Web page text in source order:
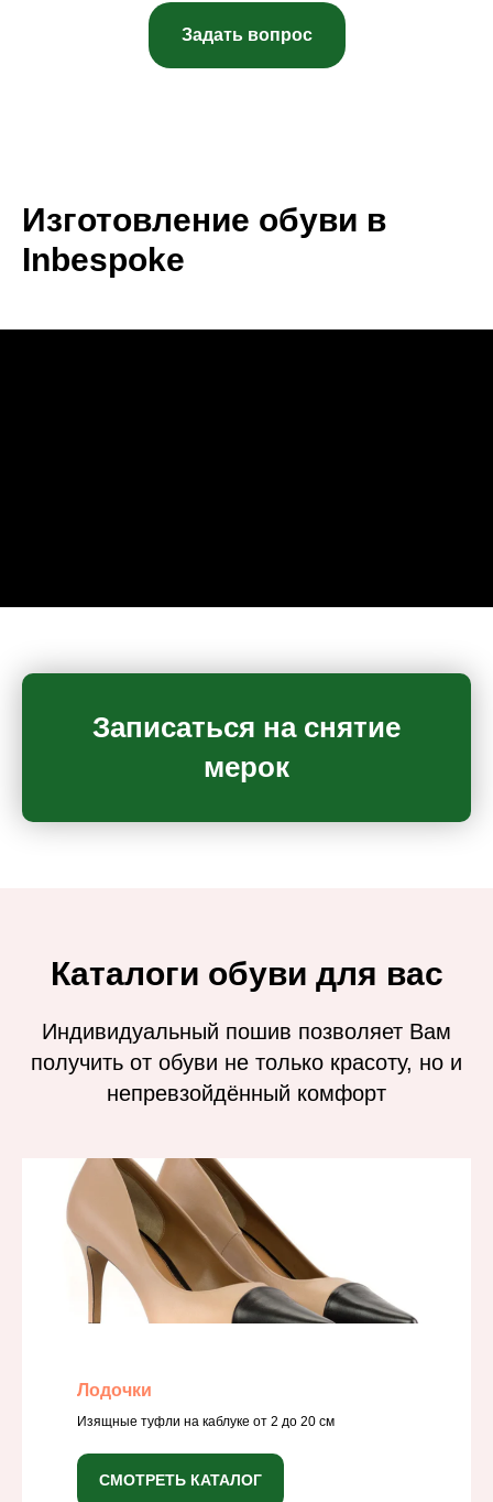
Задать вопрос
Изготовление обуви в
Inbespoke
Записаться на снятие
мерок
Каталоги обуви для вас
Индивидуальный пошив позволяет Вам
получить от обуви не только красоту, но и
непревзойдённый комфорт
Лодочки
Изящные туфли на каблуке от 2 до 20 см
СМОТРЕТЬ КАТАЛОГ